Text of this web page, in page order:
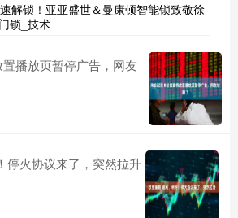
解锁！亚亚盛世＆曼康顿智能锁致敬徐
锁_技术
播放页暂停广告，网友
停火协议来了，突然拉升